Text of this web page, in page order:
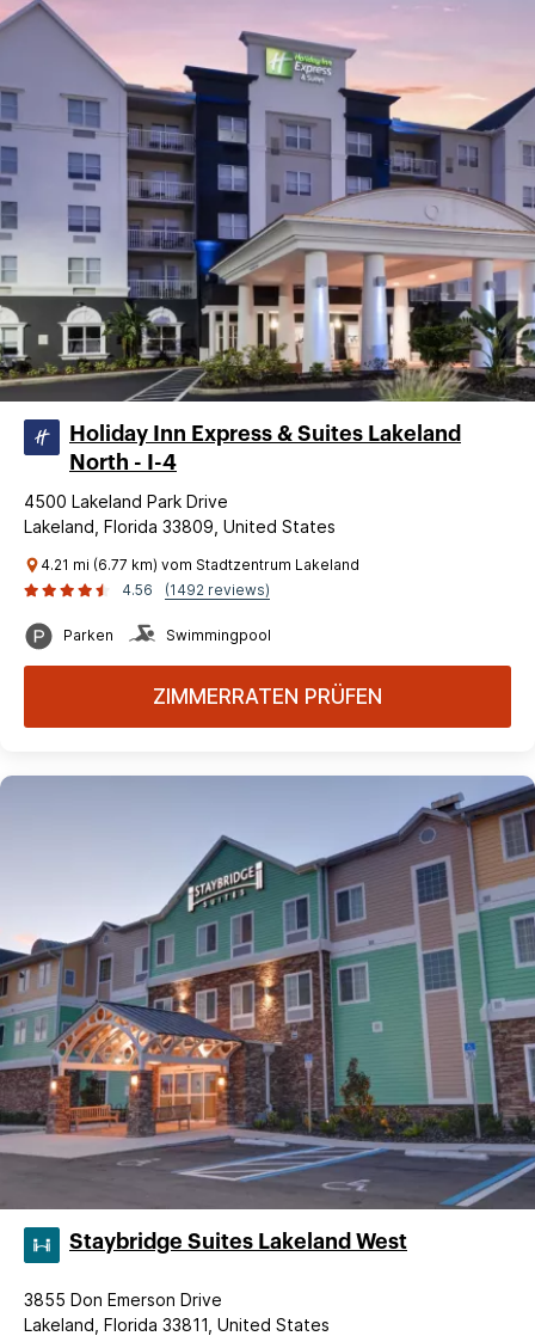
Holiday Inn Express & Suites Lakeland
North - I-4
4500 Lakeland Park Drive
Lakeland, Florida 33809, United States
4.21 mi (6.77 km) vom Stadtzentrum Lakeland
4.56
(1492 reviews)
Parken Swimmingpool
ZIMMERRATEN PRÜFEN
Staybridge Suites Lakeland West
3855 Don Emerson Drive
Lakeland, Florida 33811, United States